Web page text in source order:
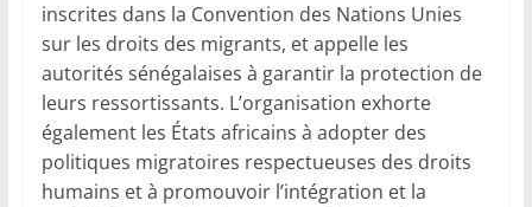
inscrites dans la Convention des Nations Unies
sur les droits des migrants, et appelle les
autorités sénégalaises à garantir la protection de
leurs ressortissants. L’organisation exhorte
également les États africains à adopter des
politiques migratoires respectueuses des droits
humains et à promouvoir l’intégration et la